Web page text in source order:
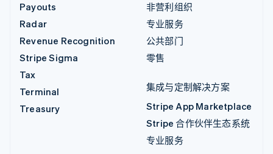
Payouts
Radar
Revenue Recognition
Stripe Sigma
Tax
Terminal
Treasury
非营利组织
专业服务
公共部门
零售
集成与定制解决方案
Stripe App Marketplace
Stripe 合作伙伴生态系统
专业服务